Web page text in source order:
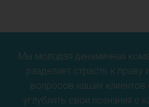
Мы молодая динамичная
разделяет страсть к
вопросов наших клиентов
углублять свои познания